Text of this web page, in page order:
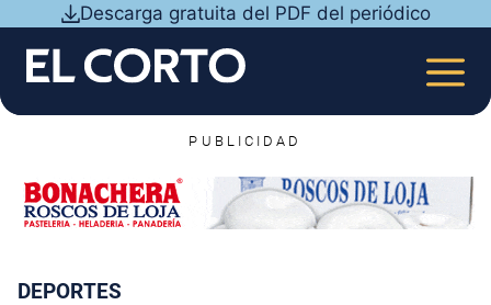
contenido
Descarga gratuita del PDF del periódico
PUBLICIDAD
DEPORTES